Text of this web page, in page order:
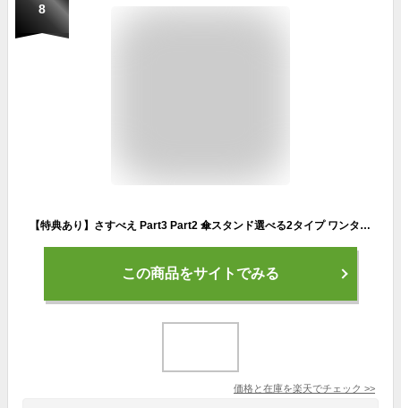
8
【特典あり】さすべえ Part3 Part2 傘スタンド選べる2タイプ ワンタッチ 固定タイプ 傘スタンド 雨の日 陽射し 自転車 電動自転車 ベビーカー 傘 さすべえ 日傘 雨傘 取付簡単ワンタッチ 固定タイプ パート2 パート3 日本製 アクセサリー 通勤 通学 車椅子 対策
この商品をサイトでみる
価格と在庫を楽天でチェック >>